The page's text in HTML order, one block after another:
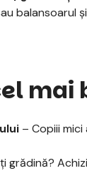
balansoarul
– Copiii
grădină?